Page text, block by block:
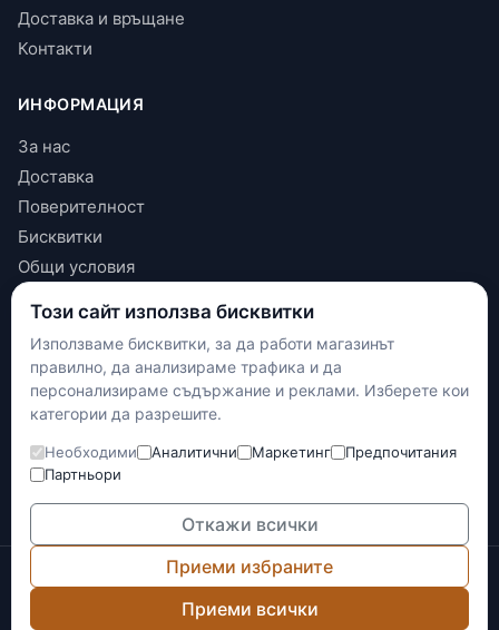
Доставка и връщане
Контакти
ИНФОРМАЦИЯ
За нас
Доставка
Поверителност
Бисквитки
Общи условия
КОНТАКТИ
+(359) 898 719431
contact.maxshop.bg@gmail.com
улица Панайот Волов 42, Шумен
Наложен платеж
Банков превод
Доставка с Еконт
© 2026 Max-Shop.bg. Всички права запазени.
Онлайн магазинът е изготвен и се поддържа от
Този сайт използва бисквитки
Използваме бисквитки, за да работи магазинът
правилно, да анализираме трафика и да
персонализираме съдържание и реклами. Изберете кои
категории да разрешите.
Необходими Аналитични Маркетинг
Предпочитания
Партньори
Откажи всички
Приеми избраните
Приеми всички